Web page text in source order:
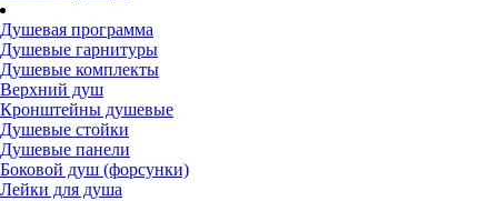
Душевая программа
Душевые гарнитуры
Душевые комплекты
Верхний душ
Кронштейны душевые
Душевые стойки
Душевые панели
Боковой душ (форсунки)
Лейки для душа